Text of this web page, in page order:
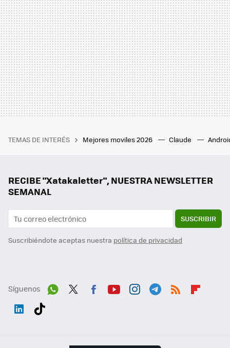
TEMAS DE INTERÉS Mejores moviles 2026 Claude
RECIBE "Xatakaletter", NUESTRA NEWSLETTER
SEMANAL
SUSCRIBIR
Suscribiéndote aceptas nuestra política de privacidad
Síguenos